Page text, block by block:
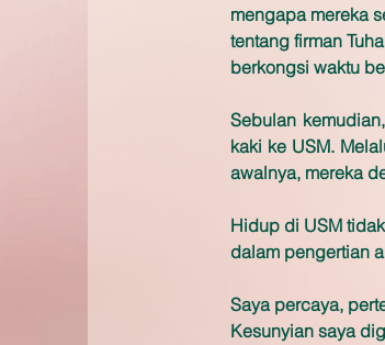
mengapa mereka
tentang firman
berkongsi waktu
Sebulan
kaki ke USM.
awalnya, mereka
Hidup di USM
dalam pengertian
Saya percaya,
Kesunyian saya